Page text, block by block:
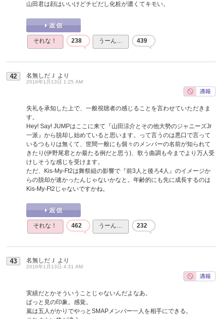
山田君は顔はいいけどチビだし化粧が濃くてキモい。
それな！ 238 うーん… 439
42 名無しだＪ より
2016年1月13日 1:25 AM
失礼を承知した上で、一般視聴者の感じることを言わせていただきま
す。
Hey! Say! JUMPはここに来て『山田涼介とその他大勢のジャニーズJr
一派』から脱却し始めていると思います。って言うのは悪口で言って
いるつもりは無くて、世間一般にも個々のメンバーの名前が知られて
きたり(伊野尾君とか最たる例だと思う)、歌う曲調も今までより万人受
けしそうな感じを受けます。
ただ、Kis-My-Ft2は舞祭組の影響で『前3人と後ろ4人』のイメージか
らの脱却が速かったんじゃないかなと。年齢的にも先に成長するのは
Kis-My-Ft2じゃないですかね。
それな！ 462 うーん… 232
43 名無しだＪ より
2016年1月13日 4:31 AM
実績だとかそういうことじゃないんだよなあ。
ぱっと見の印象。感覚。
嵐は五人がかりでやっとSMAPメンバー一人を相手にできる。